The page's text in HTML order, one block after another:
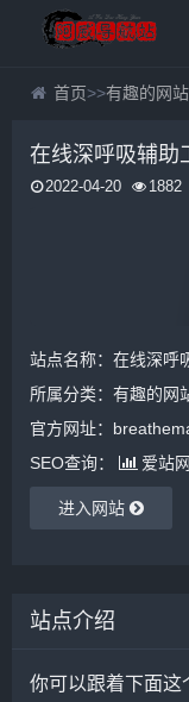
首页>>有趣的网
在线深呼吸辅助
2022-04-20 1882
站点名称：在线深呼
所属分类： 有趣的网
官方网址：
SEO查询：
爱站网
进入网站
站点介绍
你可以跟着下面这